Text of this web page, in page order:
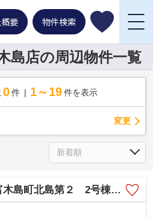
要 物件検索
島店の周辺物件一覧
0 件 1～19 件を表示
変更
北島第２ 2号棟【仲介手数料0円】